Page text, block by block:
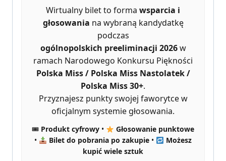
Wirtualny bilet to forma wsparcia i
głosowania na wybraną kandydatkę
podczas
ogólnopolskich preeliminacji 2026w
ramach Narodowego Konkursu Piękności
Polska Miss / Polska Miss Nastolatek /
Polska Miss 30+.
Przyznajesz punkty swojej faworytce w
oficjalnym systemie głosowania.
🎟 Produkt cyfrowy •
Głosowanie punktowe
•
Bilet do pobrania po zakupie •
Możesz
kupić wiele sztuk